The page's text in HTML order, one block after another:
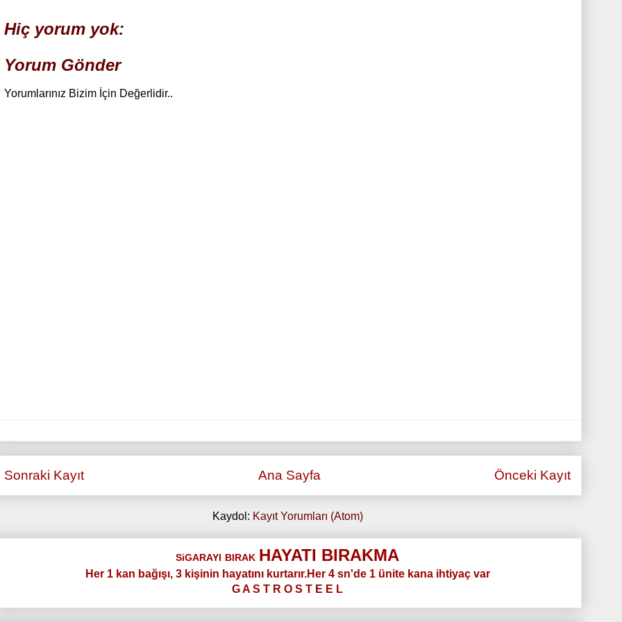
Hiç yorum yok:
Yorum Gönder
Yorumlarınız Bizim İçin Değerlidir..
Sonraki Kayıt Önceki Kayıt
Ana Sayfa
Kaydol: Kayıt Yorumları (Atom)
SiGARAYI BIRAK HAYATI BIRAKMA
Her 1 kan bağışı, 3 kişinin hayatını kurtarır.Her 4 sn'de 1 ünite kana ihtiyaç var
G A S T R O S T E E L